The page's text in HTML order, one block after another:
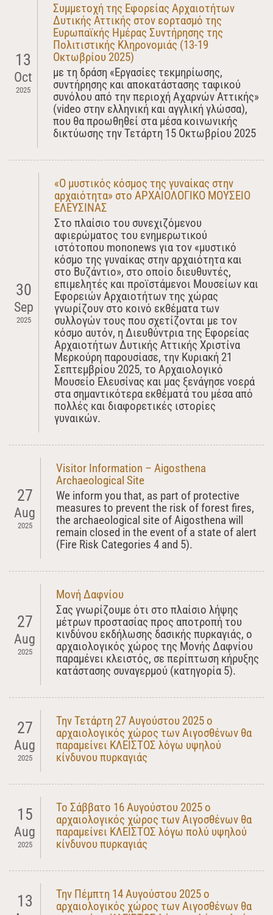
13
Oct
2025
Συμμετοχή της Εφορείας Αρχαιοτήτων
Δυτικής Αττικής στον εορτασμό της
Ευρωπαϊκής Ημέρας Συντήρησης της
Πολιτιστικής Κληρονομιάς (13-19
Οκτωβρίου 2025)
με τη δράση «Εργασίες τεκμηρίωσης,
συντήρησης και αποκατάστασης ταφικού
συνόλου από την περιοχή Αχαρνών Αττικής»
(video στην ελληνική και αγγλική γλώσσα),
που θα προωθηθεί στα μέσα κοινωνικής
δικτύωσης την Τετάρτη 15 Οκτωβρίου 2025
30
Sep
2025
«Ο μυστικός κόσμος της γυναίκας στην
αρχαιότητα» στο ΑΡΧΑΙΟΛΟΓΙΚΟ ΜΟΥΣΕΙΟ
ΕΛΕΥΣΙΝΑΣ
Στο πλαίσιο του συνεχιζόμενου
αφιερώματος του ενημερωτικού
ιστότοπου mononews για τον «μυστικό
κόσμο της γυναίκας στην αρχαιότητα και
στο Βυζάντιο», στο οποίο διευθυντές,
επιμελητές και προϊστάμενοι Μουσείων και
Εφορειών Αρχαιοτήτων της χώρας
γνωρίζουν στο κοινό εκθέματα των
συλλογών τους που σχετίζονται με τον
κόσμο αυτόν, η Διευθύντρια της Εφορείας
Αρχαιοτήτων Δυτικής Αττικής Χριστίνα
Μερκούρη παρουσίασε, την Κυριακή 21
Σεπτεμβρίου 2025, το Αρχαιολογικό
Μουσείο Ελευσίνας και μας ξενάγησε νοερά
στα σημαντικότερα εκθέματά του μέσα από
πολλές και διαφορετικές ιστορίες
γυναικών.
27
Aug
2025
Visitor Information – Aigosthena
Archaeological Site
We inform you that, as part of protective
measures to prevent the risk of forest fires,
the archaeological site of Aigosthena will
remain closed in the event of a state of alert
(Fire Risk Categories 4 and 5).
27
Aug
2025
Μονή Δαφνίου
Σας γνωρίζουμε ότι στο πλαίσιο λήψης
μέτρων προστασίας προς αποτροπή του
κινδύνου εκδήλωσης δασικής πυρκαγιάς, ο
αρχαιολογικός χώρος της Μονής Δαφνίου
παραμένει κλειστός, σε περίπτωση κήρυξης
κατάστασης συναγερμού (κατηγορία 5).
27
Aug
2025
Την Τετάρτη 27 Αυγούστου 2025 ο
αρχαιολογικός χώρος των Αιγοσθένων θα
παραμείνει ΚΛΕΙΣΤΟΣ λόγω υψηλού
κίνδυνου πυρκαγιάς
15
Aug
2025
Το Σάββατο 16 Αυγούστου 2025 ο
αρχαιολογικός χώρος των Αιγοσθένων θα
παραμείνει ΚΛΕΙΣΤΟΣ λόγω πολύ υψηλού
κίνδυνου πυρκαγιάς
13
Την Πέμπτη 14 Αυγούστου 2025 ο
αρχαιολογικός χώρος των Αιγοσθένων θα